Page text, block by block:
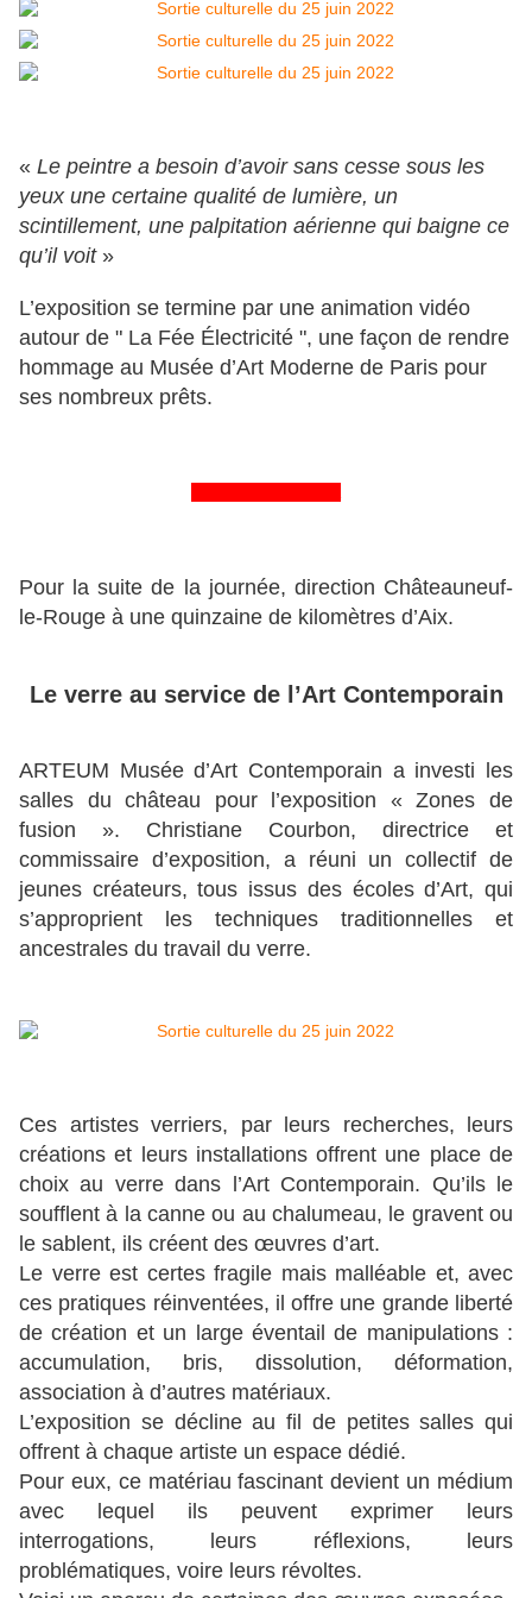
« Le peintre a besoin d’avoir sans cesse sous les
yeux une certaine qualité de lumière, un
scintillement, une palpitation aérienne qui baigne ce
qu’il voit»
L’exposition se termine par une animation vidéo
autour de " La Fée Électricité ", une façon de rendre
hommage au Musée d’Art Moderne de Paris pour
ses nombreux prêts.
Pour la suite de la journée, direction Châteauneuf-
le-Rouge à une quinzaine de kilomètres d’Aix.
Le verre au service de l’Art Contemporain
ARTEUM Musée d’Art Contemporain a investi les
salles du château pour l’exposition « Zones de
fusion ». Christiane Courbon, directrice et
commissaire d’exposition, a réuni un collectif de
jeunes créateurs, tous issus des écoles d’Art, qui
s’approprient les techniques traditionnelles et
ancestrales du travail du verre.
Ces artistes verriers, par leurs recherches, leurs
créations et leurs installations offrent une place de
choix au verre dans l’Art Contemporain. Qu’ils le
soufflent à la canne ou au chalumeau, le gravent ou
le sablent, ils créent des œuvres d’art.
Le verre est certes fragile mais malléable et, avec
ces pratiques réinventées, il offre une grande liberté
de création et un large éventail de manipulations :
accumulation, bris, dissolution, déformation,
association à d’autres matériaux.
L’exposition se décline au fil de petites salles qui
offrent à chaque artiste un espace dédié.
Pour eux, ce matériau fascinant devient un médium
avec lequel ils peuvent exprimer leurs
interrogations, leurs réflexions, leurs
problématiques, voire leurs révoltes.